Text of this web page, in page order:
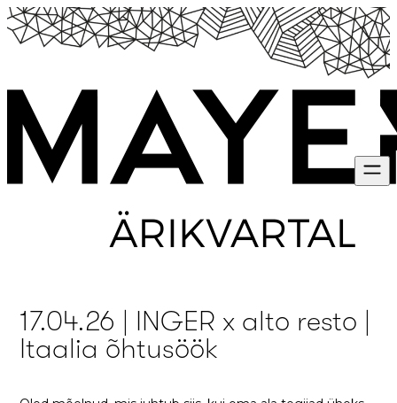
Mine
otse
17.04.26 | INGER x alto resto |
Itaalia õhtusöök